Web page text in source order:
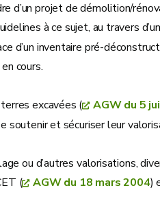
d’un projet de démolition/
à ce sujet, au travers d’un
d’un inventaire pré-
cours.
excavées ( AGW du 5
soutenir et sécuriser leur
ou d’autres valorisations,
(
AGW du 18 mars 2004)